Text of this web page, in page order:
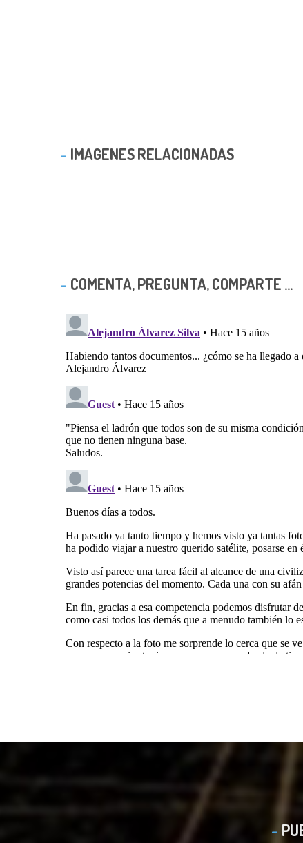
IMAGENES RELACIONADAS
COMENTA, PREGUNTA, COMPARTE ...